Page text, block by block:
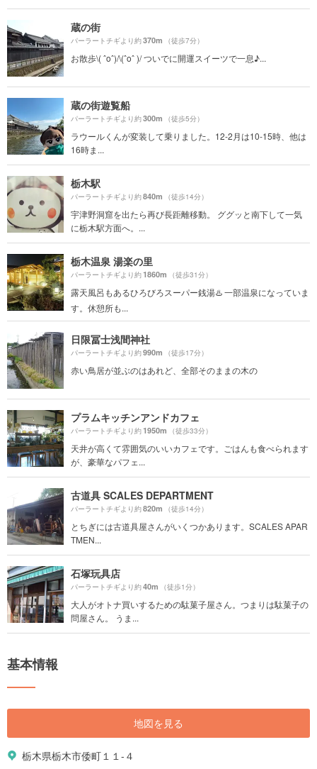
蔵の街
パーラートチギより約370m （徒歩7分）
お散歩\( ˆoˆ)/\(ˆoˆ )/ ついでに開運スイーツで一息♪...
蔵の街遊覧船
パーラートチギより約300m （徒歩5分）
ラウールくんが変装して乗りました。12-2月は10-15時、他は
16時ま...
栃木駅
パーラートチギより約840m （徒歩14分）
宇津野洞窟を出たら再び長距離移動。 ググッと南下して一気
に栃木駅方面へ。...
栃木温泉 湯楽の里
パーラートチギより約1860m （徒歩31分）
露天風呂もあるひろびろスーパー銭湯♨️ 一部温泉になっていま
す。休憩所も...
日限冨士浅間神社
パーラートチギより約990m （徒歩17分）
赤い鳥居が並ぶのはあれど、全部そのままの木の
プラムキッチンアンドカフェ
パーラートチギより約1950m （徒歩33分）
天井が高くて雰囲気のいいカフェです。ごはんも食べられます
が、豪華なパフェ...
古道具 SCALES DEPARTMENT
パーラートチギより約820m （徒歩14分）
とちぎには古道具屋さんがいくつかあります。SCALES APAR
TMEN...
石塚玩具店
パーラートチギより約40m （徒歩1分）
大人がオトナ買いするための駄菓子屋さん。つまりは駄菓子の
問屋さん。 うま...
基本情報
地図を見る
栃木県栃木市倭町１１-４